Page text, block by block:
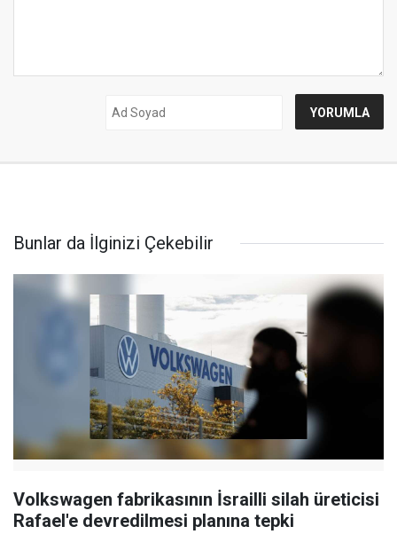
Bunlar da İlginizi Çekebilir
Volkswagen fabrikasının İsrailli silah üreticisi
Rafael'e devredilmesi planına tepki